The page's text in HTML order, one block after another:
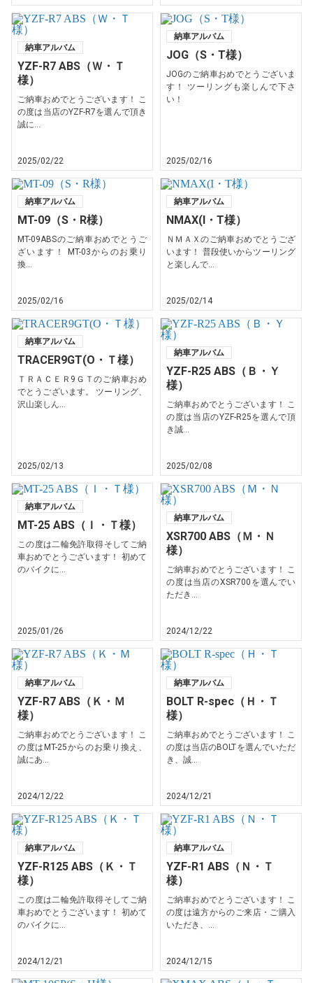
納車アルバム
YZF-R7 ABS（Ｗ・Ｔ
様）
ご納車おめでとうございます！ こ
の度は当店のYZF-R7を選んで頂き
誠に...
2025/02/22
納車アルバム
JOG（S・T様）
JOGのご納車おめでとうございま
す！ ツーリングも楽しんで下さ
い！
2025/02/16
納車アルバム
MT-09（S・R様）
MT-09ABSのご納車おめでとうご
ざいます！ MT-03からのお乗り
換...
2025/02/16
納車アルバム
NMAX(I・T様）
ＮＭＡＸのご納車おめでとうござ
います！ 普段使いからツーリング
と楽しんで...
2025/02/14
納車アルバム
TRACER9GT(O・Ｔ様）
ＴＲＡＣＥＲ9ＧＴのご納車おめ
でとうございます。 ツーリング、
沢山楽しん...
2025/02/13
納車アルバム
YZF-R25 ABS（Ｂ・Ｙ
様）
ご納車おめでとうございます！ こ
の度は当店のYZF-R25を選んで頂
き誠...
2025/02/08
納車アルバム
MT-25 ABS（Ｉ・Ｔ様）
この度は二輪免許取得そしてご納
車おめでとうございます！ 初めて
のバイクに...
2025/01/26
納車アルバム
XSR700 ABS（Ｍ・Ｎ
様）
ご納車おめでとうございます！ こ
の度は当店のXSR700を選んでい
ただき...
2024/12/22
納車アルバム
YZF-R7 ABS（Ｋ・Ｍ
様）
ご納車おめでとうございます！ こ
の度はMT-25からのお乗り換え、
誠にあ...
2024/12/22
納車アルバム
BOLT R-spec（Ｈ・Ｔ
様）
ご納車おめでとうございます！ こ
の度は当店のBOLTを選んでいただ
き、誠...
2024/12/21
納車アルバム
YZF-R125 ABS（Ｋ・Ｔ
様）
この度は二輪免許取得そしてご納
車おめでとうございます！ 初めて
のバイクに...
2024/12/21
納車アルバム
YZF-R1 ABS（Ｎ・Ｔ
様）
ご納車おめでとうございます！ こ
の度は遠方からのご来店・ご購入
いただき、...
2024/12/15